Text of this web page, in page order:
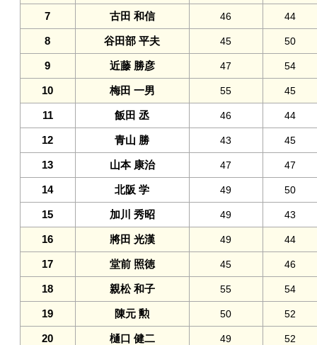
7 古田 和信 46 44
8 谷田部 平夫 45 50
9 近藤 勝彦 47 54
10 梅田 一男 55 45
11 飯田 丞 46 44
12 青山 勝 43 45
13 山本 康治 47 47
14 北阪 学 49 50
15 加川 秀昭 49 43
16 將田 光漢 49 44
17 堂前 照徳 45 46
18 親松 和子 55 54
19 陳元 勲 50 52
20 樋口 健二 49 52